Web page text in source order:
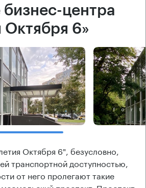
центра
Октября 6»
Октября 6", безусловно,
транспортной доступностью,
от него пролегают такие